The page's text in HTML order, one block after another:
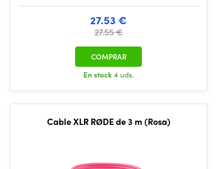
27.53 €
27.55 €
En stock4 uds.
COMPRAR
Cable XLR RØDE de 3 m (Rosa)